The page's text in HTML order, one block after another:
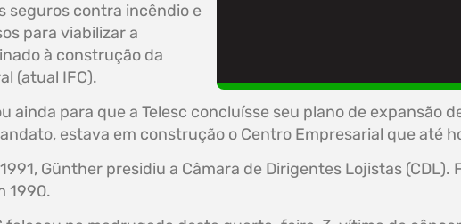
seguros contra incêndio e
para viabilizar a
à construção da
(atual IFC).
ainda para que a Telesc concluísse seu plano de expansão
estava em construção o Centro Empresarial que até
Günther presidiu a Câmara de Dirigentes Lojistas
1990.